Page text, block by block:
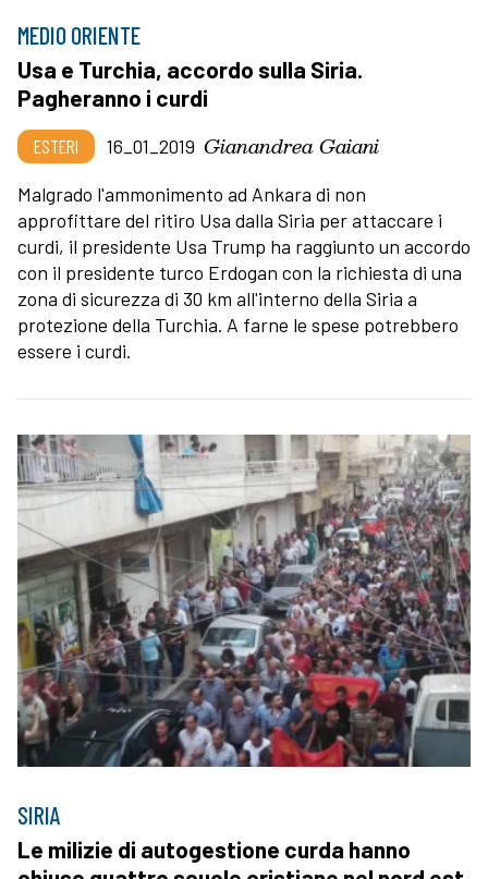
MEDIO ORIENTE
Usa e Turchia, accordo sulla Siria.
Pagheranno i curdi
ESTERI 16_01_2019 Gianandrea Gaiani
Malgrado l'ammonimento ad Ankara di non
approfittare del ritiro Usa dalla Siria per attaccare i
curdi, il presidente Usa Trump ha raggiunto un accordo
con il presidente turco Erdogan con la richiesta di una
zona di sicurezza di 30 km all'interno della Siria a
protezione della Turchia. A farne le spese potrebbero
essere i curdi.
SIRIA
Le milizie di autogestione curda hanno